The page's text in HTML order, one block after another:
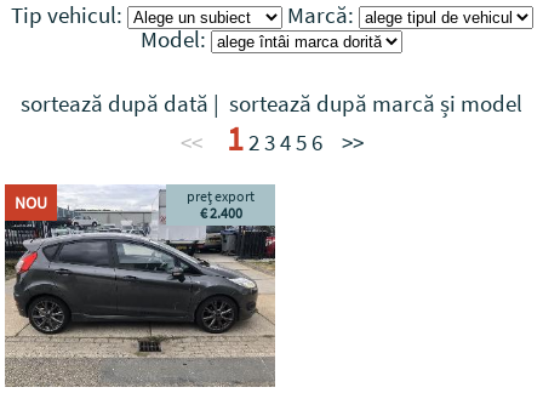
Tip vehicul:
Marcă:
Model:
sortează după dată | sortează după marcă și model
<<
12345 6 >>
NOU
preț export
€ 2.400